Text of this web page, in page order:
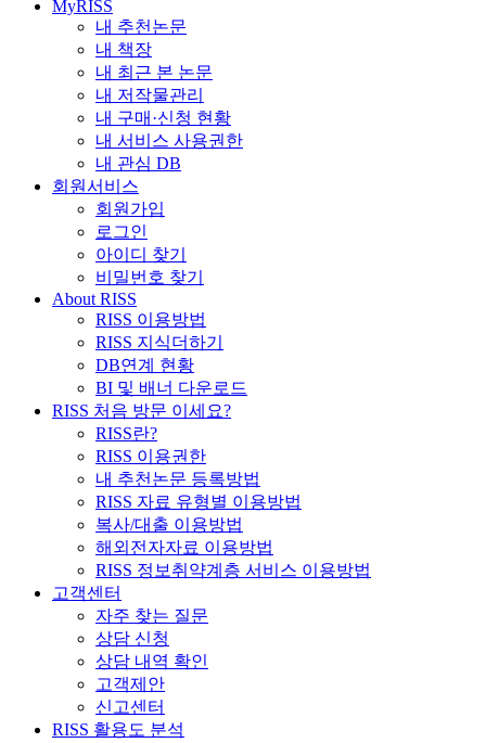
MyRISS
내 추천논문
내 책장
내 최근 본 논문
내 저작물관리
내 구매·신청 현황
내 서비스 사용권한
내 관심 DB
회원서비스
회원가입
로그인
아이디 찾기
비밀번호 찾기
About RISS
RISS 이용방법
RISS 지식더하기
DB연계 현황
BI 및 배너 다운로드
RISS 처음 방문 이세요?
RISS란?
RISS 이용권한
내 추천논문 등록방법
RISS 자료 유형별 이용방법
복사/대출 이용방법
해외전자자료 이용방법
RISS 정보취약계층 서비스 이용방법
고객센터
자주 찾는 질문
상담 신청
상담 내역 확인
고객제안
신고센터
RISS 활용도 분석